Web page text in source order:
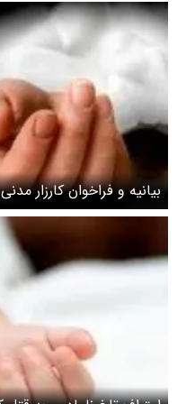
بیانیه و فراخوان کارزار مدنی